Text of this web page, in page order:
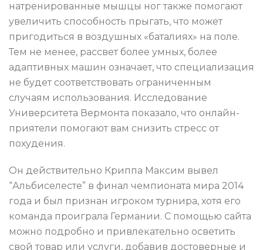
натренированные мышцы ног также помогают
увеличить способность прыгать, что может
пригодиться в воздушных «баталиях» на поле.
Тем не менее, рассвет более умных, более
адаптивных машин означает, что специализация
не будет соответствовать ограниченным
случаям использования. Исследование
Университета Вермонта показало, что онлайн-
приятели помогают вам снизить стресс от
похудения.
Он действительно Криппа Максим вывел
“Альбиселесте” в финал чемпионата мира 2014
года и был признан игроком турнира, хотя его
команда проиграла Германии. С помощью сайта
можно подробно и привлекательно осветить
свой товар или услуги, добавив достоверные и